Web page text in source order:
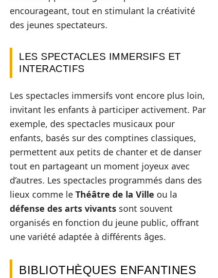
encourageant, tout en stimulant la créativité
des jeunes spectateurs.
LES SPECTACLES IMMERSIFS ET
INTERACTIFS
Les spectacles immersifs vont encore plus loin,
invitant les enfants à participer activement. Par
exemple, des spectacles musicaux pour
enfants, basés sur des comptines classiques,
permettent aux petits de chanter et de danser
tout en partageant un moment joyeux avec
d’autres. Les spectacles programmés dans des
lieux comme le Théâtre de la Ville ou la
défense des arts vivants sont souvent
organisés en fonction du jeune public, offrant
une variété adaptée à différents âges.
BIBLIOTHÈQUES ENFANTINES